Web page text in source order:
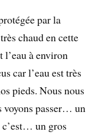
par la
chaud en cette
l’eau à environ
car l’eau est très
pieds. Nous nous
voyons passer… un
un gros